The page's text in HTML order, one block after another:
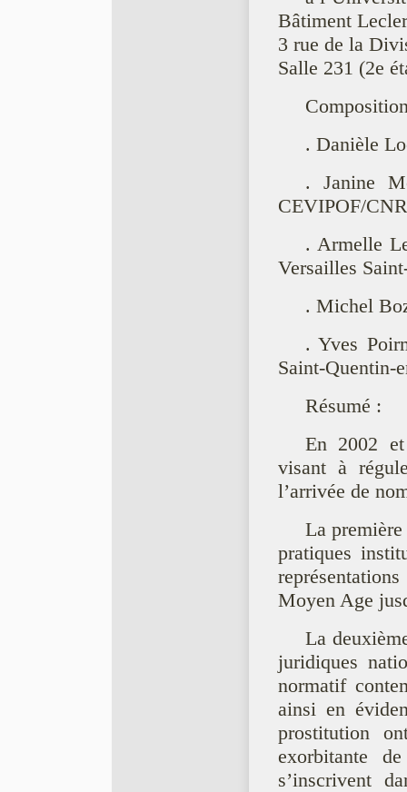
Bâtiment
3 rue de la
Salle 231 (2e
. Danièle
. Janine
CEVIPOF/
. Armelle
Versailles
. Michel
. Yves
Saint-Quentin-
Résumé :
En 2002
visant à
l’arrivée de
La première
pratiques
Moyen Age
La
juridiques
normatif
ainsi en
prostitution
exorbitante
s’inscrivent